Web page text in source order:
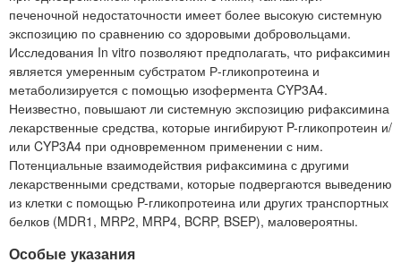
печеночной недостаточности имеет более высокую системную
экспозицию по сравнению со здоровыми добровольцами.
Исследования In vitro позволяют предполагать, что рифаксимин
является умеренным субстратом Р-гликопротеина и
метаболизируется с помощью изофермента CYP3A4.
Неизвестно, повышают ли системную экспозицию рифаксимина
лекарственные средства, которые ингибируют P-гликопротеин и/
или CYP3A4 при одновременном применении с ним.
Потенциальные взаимодействия рифаксимина с другими
лекарственными средствами, которые подвергаются выведению
из клетки с помощью P-гликопротеина или других транспортных
белков (MDR1, MRP2, MRP4, BCRP, BSEP), маловероятны.
Особые указания